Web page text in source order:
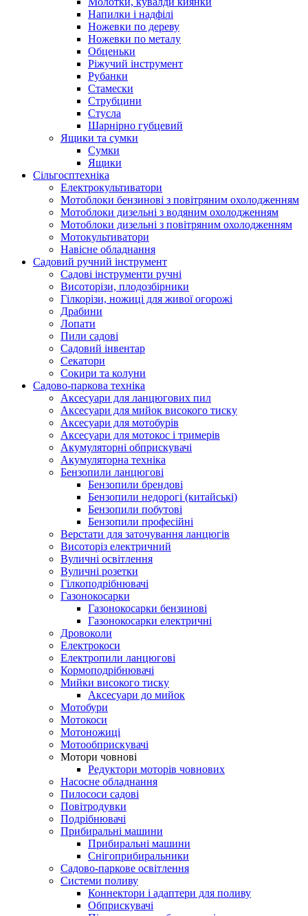
Напилки і надфілі
Ножевки по дереву
Ножевки по металу
Обценьки
Ріжучий інструмент
Рубанки
Стамески
Струбцини
Стусла
Шарнірно губцевий
Ящики та сумки
Сумки
Ящики
Сільгосптехніка
Електрокультиватори
Мотоблоки бензинові з повітряним охолодженням
Мотоблоки дизельні з водяним охолодженням
Мотоблоки дизельні з повітряним охолодженням
Мотокультиватори
Навісне обладнання
Садовий ручний інструмент
Cадові інструменти ручні
Висоторізи, плодозбірники
Гілкорізи, ножиці для живої огорожі
Драбини
Лопати
Пили садові
Садовий інвентар
Секатори
Сокири та колуни
Садово-паркова техніка
Аксесуари для ланцюгових пил
Аксесуари для мийок високого тиску
Аксесуари для мотобурів
Аксесуари для мотокос і тримерів
Акумуляторні обприскувачі
Акумуляторна техніка
Бензопили ланцюгові
Бензопили брендові
Бензопили недорогі (китайські)
Бензопили побутові
Бензопили професійні
Верстати для заточування ланцюгів
Висоторіз електричний
Вуличні освітлення
Вуличні розетки
Гілкоподрібнювачі
Газонокосарки
Газонокосарки бензинові
Газонокосарки електричні
Дровоколи
Електрокоси
Електропили ланцюгові
Кормоподрібнювачі
Мийки високого тиску
Аксесуари до мийок
Мотобури
Мотокоси
Мотоножиці
Мотообприскувачі
Мотори човнові
Редуктори моторів човнових
Насосне обладнання
Пилососи садові
Повітродувки
Подрібнювачі
Прибиральні машини
Прибиральні машини
Снігоприбиральники
Садово-паркове освітлення
Системи поливу
Коннектори і адаптери для поливу
Обприскувачі